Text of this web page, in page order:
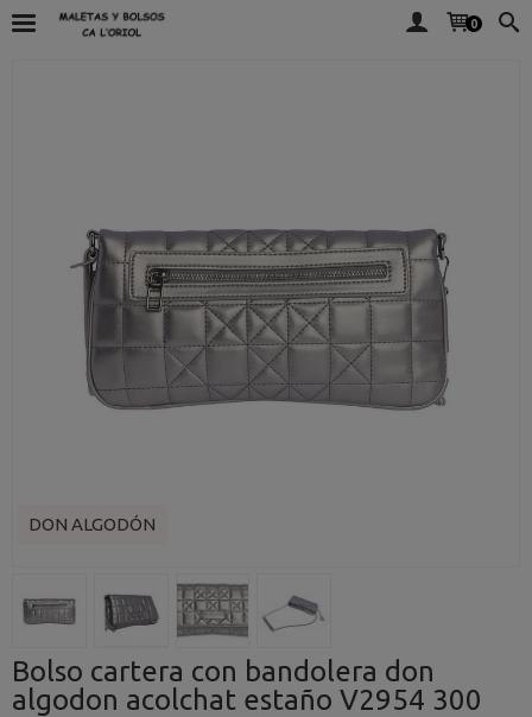
0
DON ALGODÓN
Bolso cartera con bandolera don
algodon acolchat estaño V2954 300